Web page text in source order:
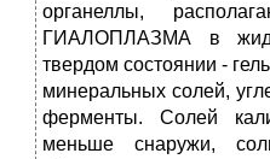
органеллы,
ГИАЛОПЛАЗМА в
твердом состоянии -
минеральных солей,
ферменты. Солей
меньше снаружи,